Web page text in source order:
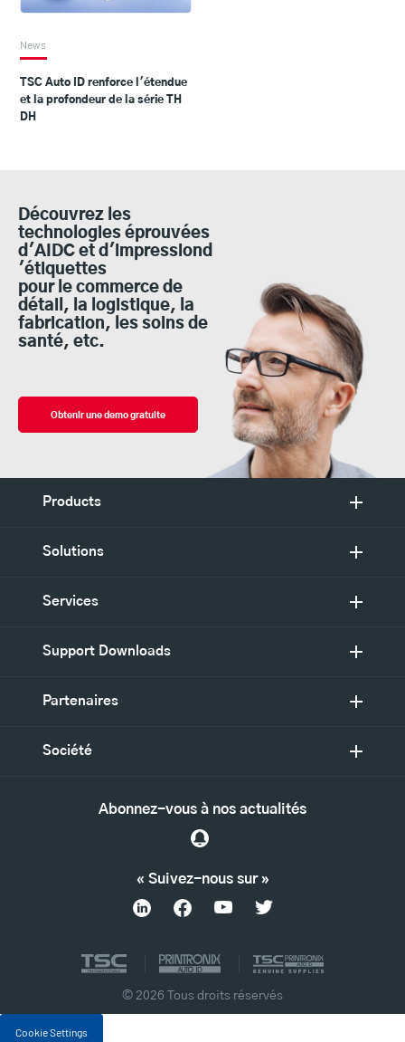
News
TSC Auto ID renforce l'étendue
et la profondeur de la série TH
DH
Découvrez les
technologies éprouvées
d'AIDC et d'impressiond
'étiquettes
pour le commerce de
détail, la logistique, la
fabrication, les soins de
santé, etc.
Obtenir une demo gratuite
Products
Solutions
Services
Support Downloads
Partenaires
Société
« Suivez-nous sur »
Abonnez-vous à nos actualités
© 2026 Tous droits réservés
Cookie Settings